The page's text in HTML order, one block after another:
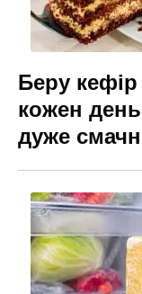
Беру
кожен
дуже